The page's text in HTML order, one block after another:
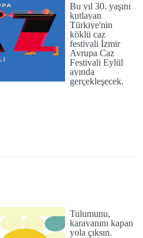
Bu yıl 30. yaşını
kutlayan
Türkiye'nin
köklü caz
festivali İzmir
Avrupa Caz
Festivali Eylül
ayında
gerçekleşecek.
Tulumunu,
karavanını kapan
yola çıksın.